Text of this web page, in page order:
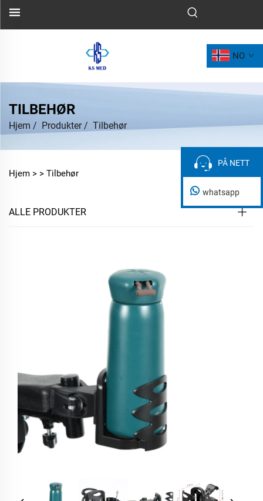
NO
TILBEHØR
Hjem / Produkter/ Tilbehør
Hjem > > Tilbehør
ALLE PRODUKTER
PÅ NETT
PÅ NETT
whatsapp